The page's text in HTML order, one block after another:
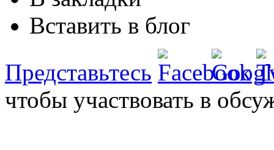
Вставить в блог
Представьтесь
чтобы участвовать в